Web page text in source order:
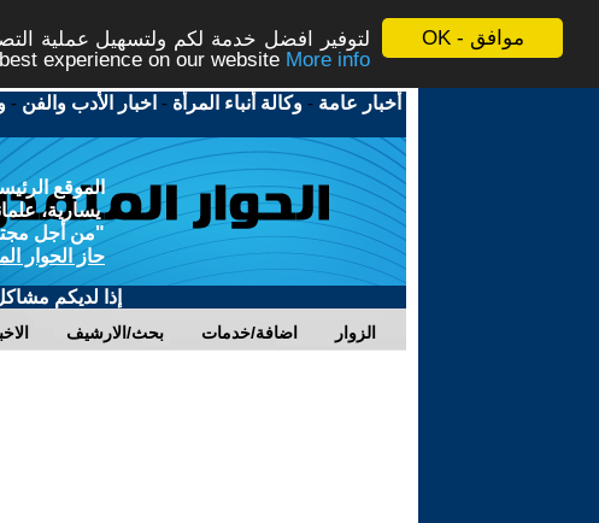
موافق - OK
لتوفير افضل خدمة لكم ولتسهيل عملية
experience on our website More info - المزيد
أخبار عامة -وكالة أنباء المرأة - اخبار الأدب والفن -
الموقع
يسارية،
"من أجل
حاز الحوار
إذا لديكم
بحث/الارشيف اضافة/خدمات الزوار